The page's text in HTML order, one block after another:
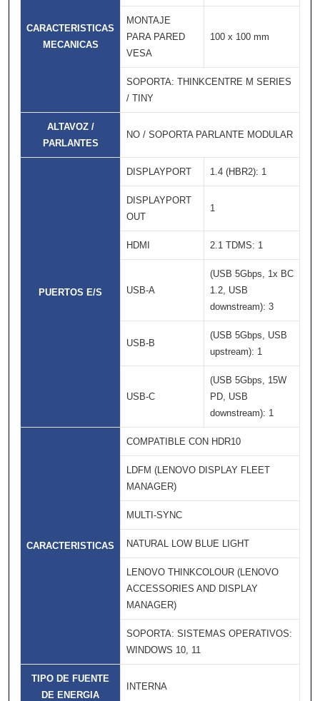
CARACTERISTICAS
MECANICAS
MONTAJE
PARA PARED
VESA
100 x 100 mm
SOPORTA: THINKCENTRE M SERIES
/ TINY
ALTAVOZ /
PARLANTES
NO / SOPORTA PARLANTE MODULAR
PUERTOS E/S
DISPLAYPORT 1.4 (HBR2): 1
DISPLAYPORT
OUT
1
HDMI 2.1 TDMS: 1
USB-A
(USB 5Gbps, 1x BC
1.2, USB
downstream): 3
USB-B
(USB 5Gbps, USB
upstream): 1
USB-C
(USB 5Gbps, 15W
PD, USB
downstream): 1
CARACTERISTICAS
COMPATIBLE CON HDR10
LDFM (LENOVO DISPLAY FLEET
MANAGER)
MULTI-SYNC
NATURAL LOW BLUE LIGHT
LENOVO THINKCOLOUR (LENOVO
ACCESSORIES AND DISPLAY
MANAGER)
SOPORTA: SISTEMAS OPERATIVOS:
WINDOWS 10, 11
TIPO DE FUENTE
DE ENERGIA
INTERNA